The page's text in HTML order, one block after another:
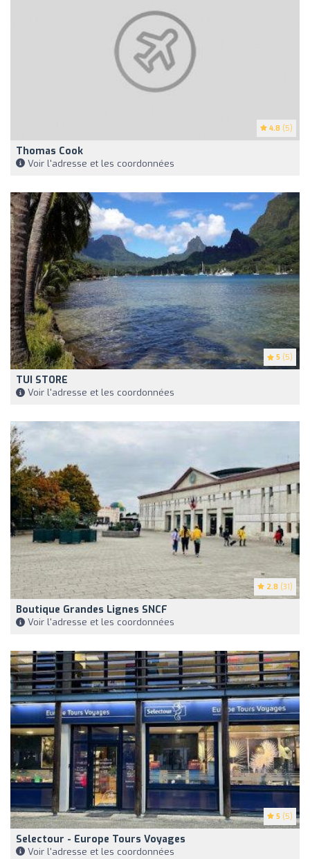
4.8 (5)
Thomas Cook
Voir l'adresse et les coordonnées
5 (5)
TUI STORE
Voir l'adresse et les coordonnées
2.8 (31)
Boutique Grandes Lignes SNCF
Voir l'adresse et les coordonnées
5 (5)
Selectour - Europe Tours Voyages
Voir l'adresse et les coordonnées